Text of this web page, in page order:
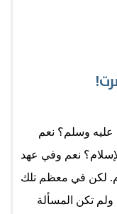
السلام،
تقريب بين الشعوب
. في مقال لرئيس
اعيد نشره
السفير الراحل –
وسلم؟ نعم
نعم وفي عهد
لكن في معظم تلك
ولم تكن المسألة